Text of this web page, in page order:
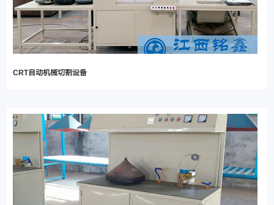
CRT自动机械切割设备